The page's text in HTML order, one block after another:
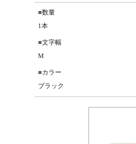
数量
1本
文字幅
M
カラー
ブラック